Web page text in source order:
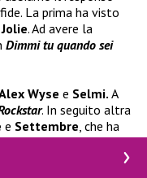
La prima ha visto
. Ad avere la
Dimmi tu quando sei
Wyse e Selmi. A
. In seguito altra
e Settembre, che ha
Vertebre. Infine spazio